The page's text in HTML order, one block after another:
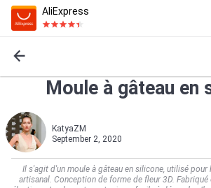
AliExpress
Moule à gâteau en
KatyaZM
September 2, 2020
Il s'agit d'un moule à gâteau en silicone, utilisé
artisanal. Conception de forme de fleur 3D.